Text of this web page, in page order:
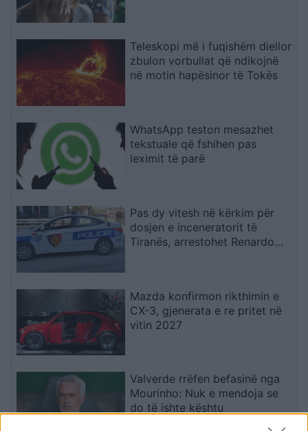
Teleskopi më i fuqishëm diellor
zbulon vorbullat që ndikojnë
në motin hapësinor të Tokës
WhatsApp teston mesazhet
tekstuale që fshihen pas
leximit të parë
Pas dy vitesh në kërkim për
dosjen e inceneratorit të
Tiranës, arrestohet Renardo
Mazda konfirmon rikthimin e
CX-3, gjenerata e re pritet në
vitin 2027
Valverde rrëfen befasinë nga
Mourinho: Nuk e mendoja se
do të ishte kështu